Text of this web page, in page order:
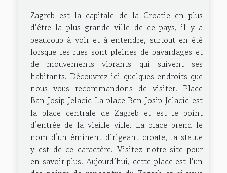
Zagreb est la capitale de la Croatie en plus
d’être la plus grande ville de ce pays, il y a
beaucoup à voir et à entendre, surtout en été
lorsque les rues sont pleines de bavardages et
de mouvements vibrants qui suivent ses
habitants. Découvrez ici quelques endroits que
nous vous recommandons de visiter. Place
Ban Josip Jelacic La place Ben Josip Jelacic est
la place centrale de Zagreb et est le point
d’entrée de la vieille ville. La place prend le
nom d’un éminent dirigeant croate, la statue
y est de ce caractère. Visitez notre site pour
en savoir plus. Aujourd’hui, cette place est l’un